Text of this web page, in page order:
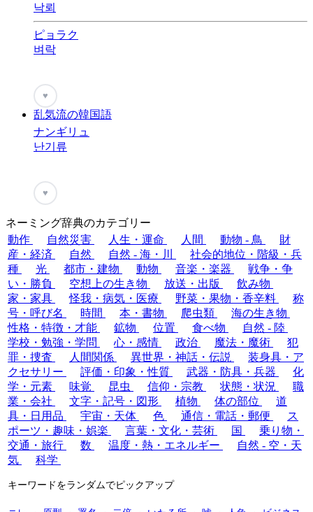
낙뢰
ピョラク
벼락
♥
乱気流の韓国語
ナンギリュ
난기류
♥
ネーミング辞典のカテゴリー
動作
自然災害 人生・運命 人間 動物 - 鳥
財
産・経済
自然 自然 - 海・川
社会的地位・階級・兵
種
光 都市・建物 動物 音楽・楽器
戦争・争
い・勝負
空想上の生き物 放送・出版
飲み物
家・家具
怪我・病気・医療 野菜・果物・香辛料
称
号・呼び名
時間 本・書物 爬虫類
海の生き物
性格・特徴・才能
鉱物 位置 食べ物
自然 - 陸
学校・勉強・学問
心・感情 政治 魔法・魔術
犯
罪・捜査
人間関係 異世界・神話・伝説
装身具・ア
クセサリー
評価・印象・性質 武器・防具・兵器
化
学・元素
味覚 昆虫 信仰・宗教 状態・状況
職
業・会社
文字・記号・図形 植物 体の部位
道
具・日用品
宇宙・天体 色 通信・電話・郵便
ス
ポーツ・趣味・娯楽
言葉・文化・芸術 国
乗り物・
交通・旅行
数 温度・熱・エネルギー
自然 - 空・天
気
科学
キーワードをランダムでピックアップ